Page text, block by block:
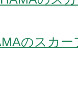
のスカー